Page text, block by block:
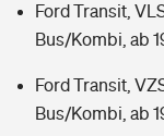
Ford Transit,
Bus/Kombi, ab
Ford Transit,
Bus/Kombi, ab